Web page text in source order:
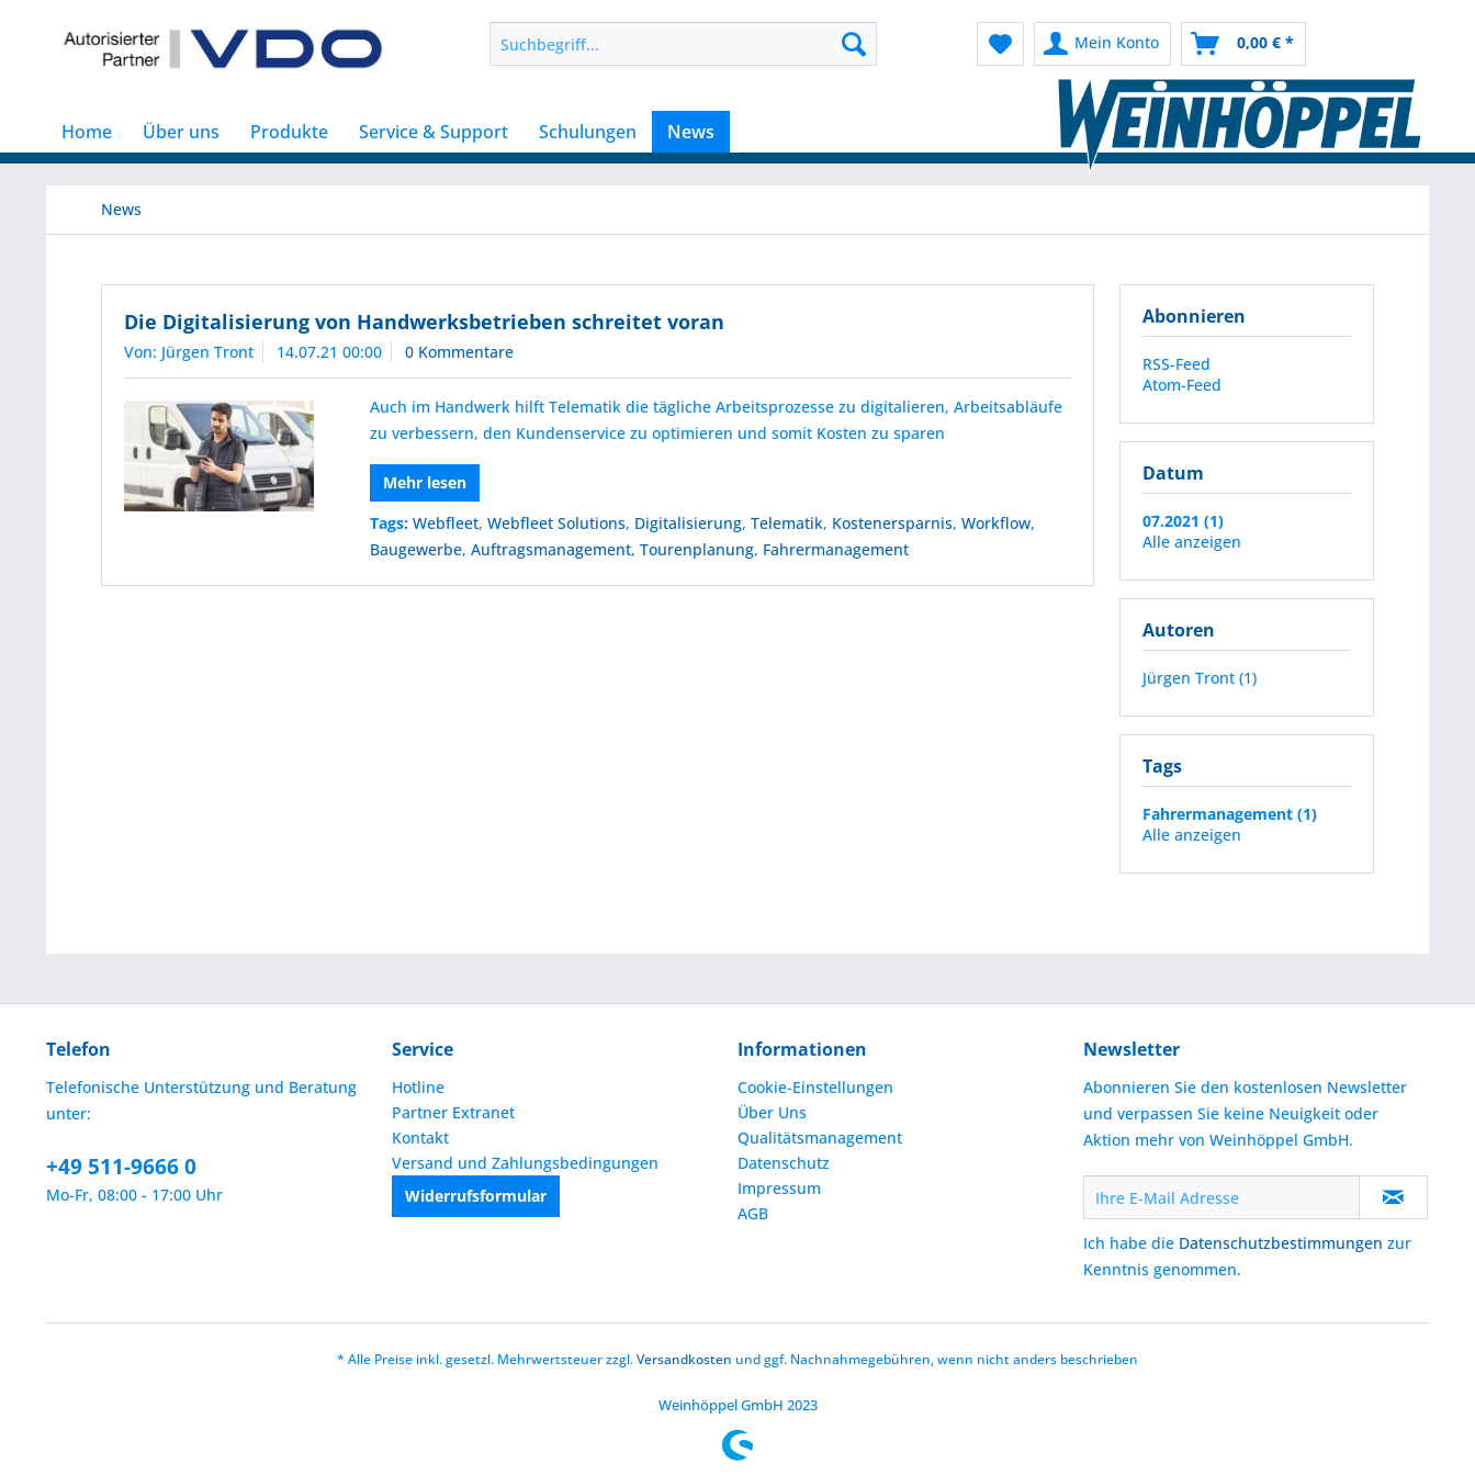
Mein Konto 0,00 € *
Home Über uns Produkte Service & Support Schulungen News
News
Abonnieren
RSS-Feed
Atom-Feed
Datum
07.2021 (1)
Alle anzeigen
Autoren
Jürgen Tront (1)
Tags
Fahrermanagement (1)
Alle anzeigen
Die Digitalisierung von Handwerksbetrieben schreitet voran
Von: Jürgen Tront 14.07.21 00:00 0 Kommentare
Auch im Handwerk hilft Telematik die tägliche Arbeitsprozesse zu digitalieren, Arbeitsabläufe
zu verbessern, den Kundenservice zu optimieren und somit Kosten zu sparen
Mehr lesen
Tags: Webfleet,Webfleet Solutions, Digitalisierung,Telematik, Kostenersparnis,Workflow,
Baugewerbe,Auftragsmanagement,Tourenplanung, Fahrermanagement
Telefon
Telefonische Unterstützung und Beratung
unter:
+49 511-9666 0
Mo-Fr, 08:00 - 17:00 Uhr
Service
Hotline
Partner Extranet
Kontakt
Versand und Zahlungsbedingungen
Widerrufsformular
Informationen
Cookie-Einstellungen
Über Uns
Qualitätsmanagement
Datenschutz
Impressum
AGB
Newsletter
Abonnieren Sie den kostenlosen Newsletter
und verpassen Sie keine Neuigkeit oder
Aktion mehr von Weinhöppel GmbH.
Ich habe die Datenschutzbestimmungen zur
Kenntnis genommen.
* Alle Preise inkl. gesetzl. Mehrwertsteuer zzgl.Versandkosten und ggf. Nachnahmegebühren, wenn nicht anders beschrieben
Weinhöppel GmbH 2023